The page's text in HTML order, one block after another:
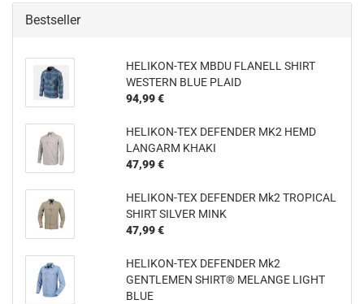
Bestseller
HELIKON-TEX MBDU FLANELL SHIRT
WESTERN BLUE PLAID
94,99 €
HELIKON-TEX DEFENDER MK2 HEMD
LANGARM KHAKI
47,99 €
HELIKON-TEX DEFENDER Mk2 TROPICAL
SHIRT SILVER MINK
47,99 €
HELIKON-TEX DEFENDER Mk2
GENTLEMEN SHIRT® MELANGE LIGHT
BLUE